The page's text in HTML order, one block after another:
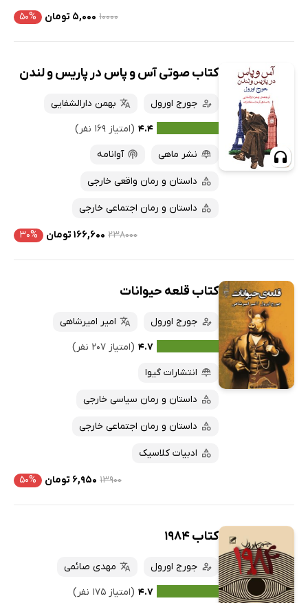
۱۰۰۰۰ ۵,۰۰۰ تومان ۵۰%
کتاب صوتی آس و پاس در پاریس و لندن
جورج اورول
بهمن دارالشفایی
۴.۴ (امتیاز ۱۶۹ نفر)
نشر ماهی
آوانامه
داستان و رمان واقعی خارجی
داستان و رمان اجتماعی خارجی
۲۳۸۰۰۰ ۱۶۶,۶۰۰ تومان ۳۰%
کتاب قلعه حیوانات
جورج اورول
امیر امیرشاهی
۴.۷ (امتیاز ۲۰۷ نفر)
انتشارات گیوا
داستان و رمان سیاسی خارجی
داستان و رمان اجتماعی خارجی
ادبیات کلاسیک
۱۳۹۰۰ ۶,۹۵۰ تومان ۵۰%
کتاب 1984
جورج اورول
مهدی صائمی
۴.۷ (امتیاز ۱۷۵ نفر)